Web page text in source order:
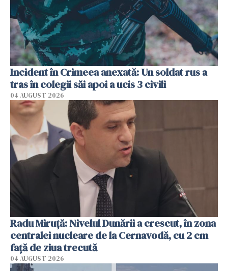
Incident în Crimeea anexată: Un soldat rus a
tras în colegii săi apoi a ucis 3 civili
04 AUGUST 2026
Radu Miruţă: Nivelul Dunării a crescut, în zona
centralei nucleare de la Cernavodă, cu 2 cm
faţă de ziua trecută
04 AUGUST 2026